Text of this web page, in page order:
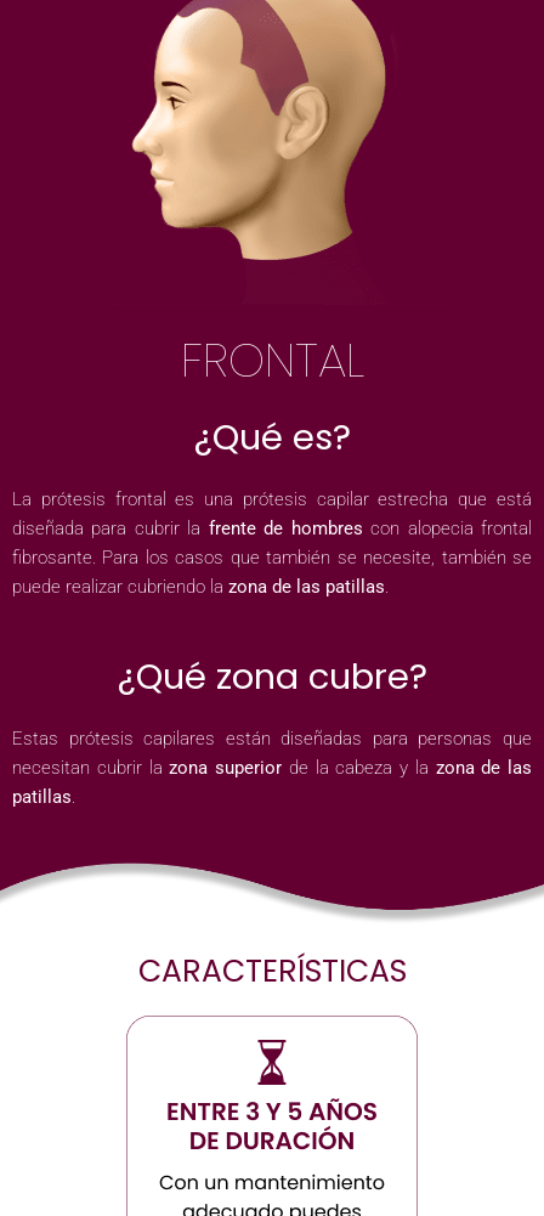
FRONTAL
¿Qué es?
La prótesis frontal es una prótesis capilar estrecha que está
diseñada para cubrir la frente de hombres con alopecia frontal
fibrosante. Para los casos que también se necesite, también se
puede realizar cubriendo la zona de las patillas.
¿Qué zona cubre?
Estas prótesis capilares están diseñadas para personas que
necesitan cubrir lazona superior de la cabeza y la zona de las
patillas.
CARACTERÍSTICAS